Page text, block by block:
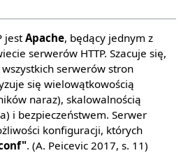
jestApache, będący jednym z
serwerów HTTP. Szacuje się,
serwerów stron
się wielowątkowością
naraz), skalowalnością
i bezpieczeństwem. Serwer
konfiguracji, których
. (A. Peicevic 2017, s. 11)